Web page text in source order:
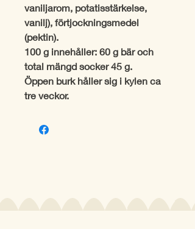
vaniljarom, potatisstärkelse,
vanilj), förtjockningsmedel
(pektin).
100 g innehåller: 60 g bär och
total mängd socker 45 g.
Öppen burk håller sig i kylen ca
tre veckor.